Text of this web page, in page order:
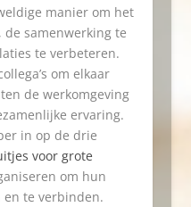
manier om het
de samenwerking te
te verbeteren.
om elkaar
de werkomgeving
ervaring.
in op de drie
voor grote
om hun
te verbinden.